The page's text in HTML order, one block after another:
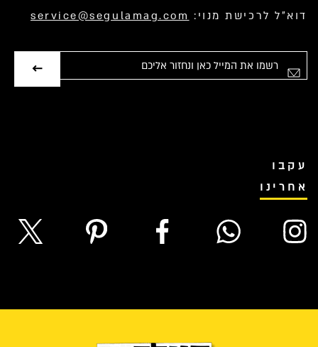
דוא”ל לרכישת מנוי: service@segulamag.com
אימייל
עקבו
אחרינו